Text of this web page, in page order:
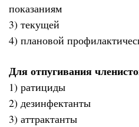
показаниям
3) текущей
4) плановой
Для отпугивания
1) ратициды
2) дезинфектанты
3) аттрактанты